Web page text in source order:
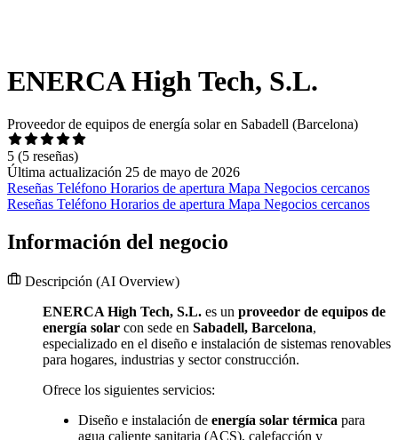
ENERCA High Tech, S.L.
Proveedor de equipos de energía solar en Sabadell (Barcelona)
5 (5 reseñas)
Última actualización 25 de mayo de 2026
Reseñas Teléfono Horarios de apertura Mapa Negocios cercanos
Reseñas Teléfono Horarios de apertura Mapa Negocios cercanos
Información del negocio
Descripción (AI Overview)
ENERCA High Tech, S.L. es un proveedor de equipos de
energía solar con sede en Sabadell, Barcelona,
especializado en el diseño e instalación de sistemas renovables
para hogares, industrias y sector construcción.
Ofrece los siguientes servicios:
Diseño e instalación de energía solar térmica para
agua caliente sanitaria (ACS), calefacción y